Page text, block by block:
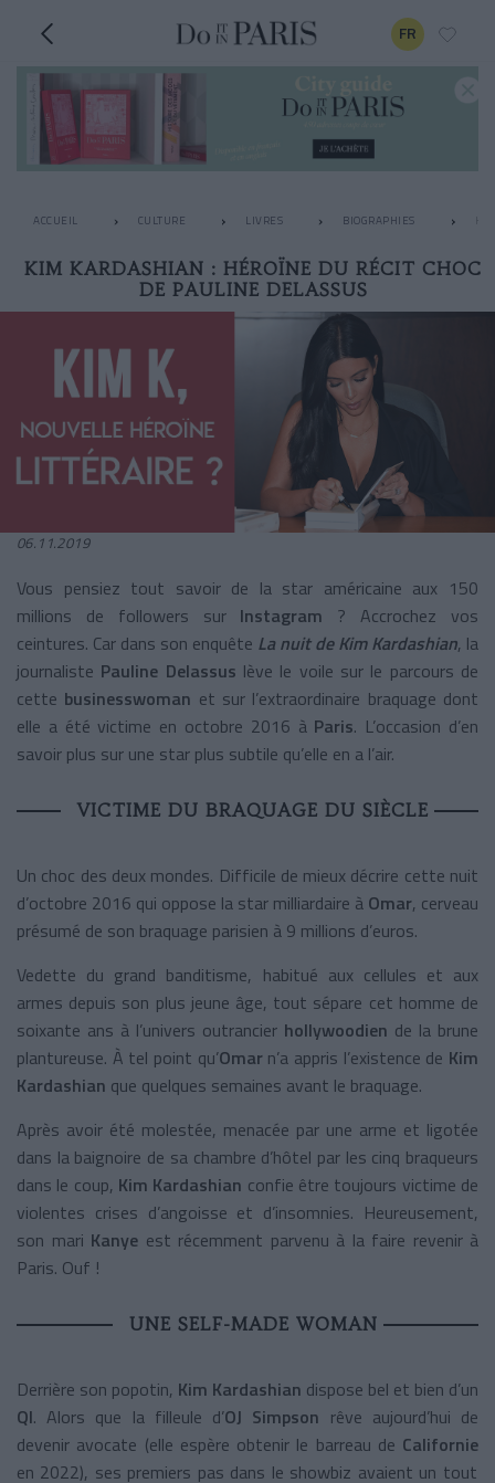
FR
ACCUEIL CULTURE LIVRES BIOGRAPHIES
KIM KARDASHIAN : HÉROÏNE DU RÉCIT CHOC
DE PAULINE DELASSUS
06.11.2019
Vous pensiez tout savoir de la star américaine aux 150
millions de followers surInstagram ? Accrochez vos
ceintures. Car dans son enquête La nuit de Kim Kardashian, la
journaliste Pauline Delassus lève le voile sur le parcours de
cette businesswoman et sur l’extraordinaire braquage dont
elle a été victime en octobre 2016 à Paris. L’occasion d’en
savoir plus sur une star plus subtile qu’elle en a l’air.
VICTIME DU BRAQUAGE DU SIÈCLE
Un choc des deux mondes. Difficile de mieux décrire cette nuit
d’octobre 2016 qui oppose la star milliardaire à Omar, cerveau
présumé de son braquage parisien à 9 millions d’euros.
Vedette du grand banditisme, habitué aux cellules et aux
armes depuis son plus jeune âge, tout sépare cet homme de
soixante ans à l’univers outrancier hollywoodien de la brune
plantureuse. À tel point qu’Omarn’a appris l’existence de Kim
Kardashian que quelques semaines avant le braquage.
Après avoir été molestée, menacée par une arme et ligotée
dans la baignoire de sa chambre d’hôtel par les cinq braqueurs
dans le coup, Kim Kardashian confie être toujours victime de
violentes crises d’angoisse et d’insomnies. Heureusement,
son mari Kanye est récemment parvenu à la faire revenir à
Paris. Ouf !
UNE SELF-MADE WOMAN
Derrière son popotin, Kim Kardashian dispose bel et bien d’un
QI. Alors que la filleule d’OJ Simpson rêve aujourd’hui de
devenir avocate (elle espère obtenir le barreau de Californie
en 2022), ses premiers pas dans le showbiz avaient un tout